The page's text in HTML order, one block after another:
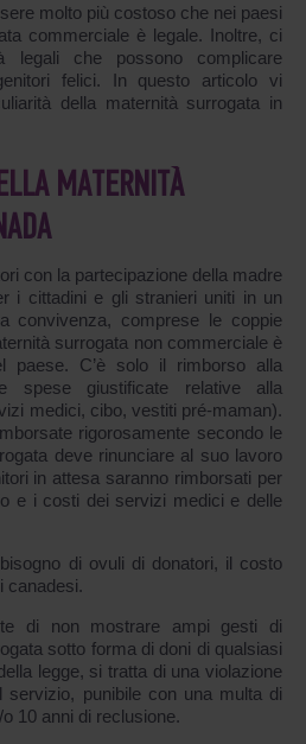
molto più costoso che nei paesi
commerciale è legale. Inoltre, ci
legali che possono complicare
felici. In questo articolo vi
della maternità surrogata in
MATERNITÀ
con la partecipazione della madre
i cittadini e gli stranieri uniti in un
convivenza, comprese le coppie
surrogata non commerciale è
paese. C’è solo il rimborso alla
spese giustificate relative alla
medici, cibo, vestiti pré-maman).
rigorosamente secondo le
deve rinunciare al suo lavoro
in attesa saranno rimborsati per
e i costi dei servizi medici e delle
di ovuli di donatori, il costo
canadesi.
di non mostrare ampi gesti di
sotto forma di doni di qualsiasi
legge, si tratta di una violazione
servizio, punibile con una multa di
10 anni di reclusione.